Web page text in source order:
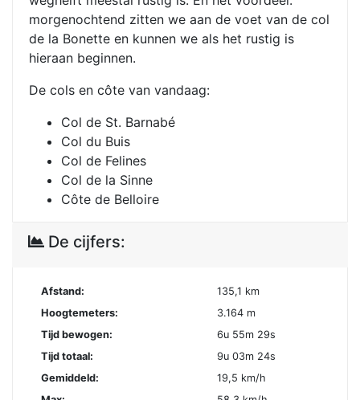
morgenochtend zitten we aan de voet van de col
de la Bonette en kunnen we als het rustig is
hieraan beginnen.
De cols en côte van vandaag:
Col de St. Barnabé
Col du Buis
Col de Felines
Col de la Sinne
Côte de Belloire
De cijfers:
Afstand:
135,1 km
Hoogtemeters:
3.164 m
Tijd bewogen:
6u 55m 29s
Tijd totaal:
9u 03m 24s
Gemiddeld:
19,5 km/h